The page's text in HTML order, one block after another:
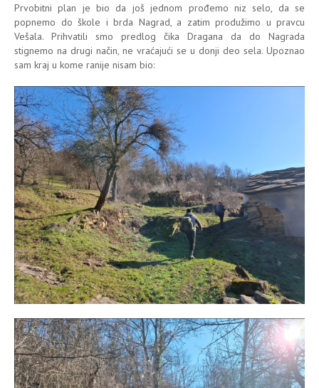
Prvobitni plan je bio da još jednom prođemo niz selo, da se
popnemo do škole i brda Nagrad, a zatim produžimo u pravcu
Vešala. Prihvatili smo predlog čika Dragana da do Nagrada
stignemo na drugi način, ne vraćajući se u donji deo sela. Upoznao
sam kraj u kome ranije nisam bio: